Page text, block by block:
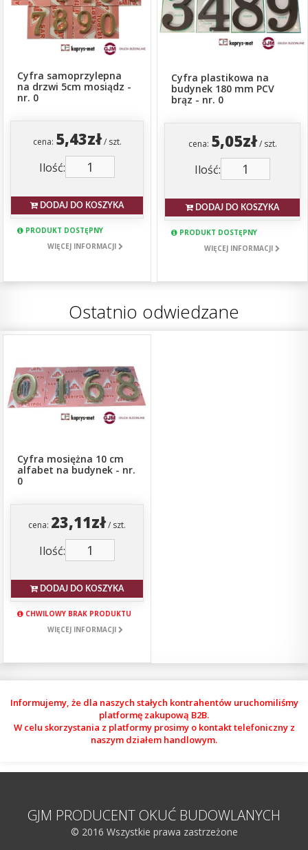
Cyfra samoprzylepna
na drzwi 5cm mosiądz -
nr. 0
cena: 5,43zł/ szt.
Ilość:
DODAJ DO KOSZYKA
PRODUKT DOSTĘPNY
WIĘCEJ INFORMACJI
Cyfra plastikowa na
budynek 180 mm PCV
brąz - nr. 0
cena: 5,05zł/ szt.
Ilość:
DODAJ DO KOSZYKA
PRODUKT DOSTĘPNY
WIĘCEJ INFORMACJI
Ostatnio odwiedzane
Cyfra mosiężna 10 cm
alfabet na budynek - nr.
0
cena: 23,11zł/ szt.
Ilość:
DODAJ DO KOSZYKA
CHWILOWY BRAK PRODUKTU
WIĘCEJ INFORMACJI
Informujemy, że dla naszych stałych kontrahentów uruchomiliśmy
platformę zakupową B2B.
W celu skorzystania z platformy prosimy o kontakt telefoniczny z
naszym działem handlowym.
GJM PRODUCENT OKUĆ BUDOWLANYCH
© 2016 Wszystkie prawa zastrzeżone